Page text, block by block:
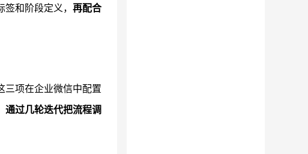
和阶段定义， 再配合
三项在企业微信中配置
通过几轮迭代把流程调